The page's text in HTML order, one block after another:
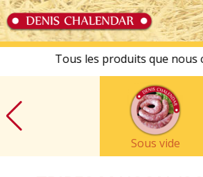
Denis
Sous vide